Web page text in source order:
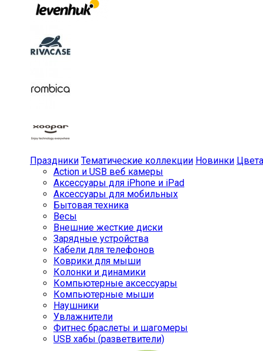
Праздники Тематические коллекции Новинки Цвета
Action и USB веб камеры
Аксессуары для iPhone и iPad
Аксессуары для мобильных
Бытовая техника
Весы
Внешние жесткие диски
Зарядные устройства
Кабели для телефонов
Коврики для мыши
Колонки и динамики
Компьютерные аксессуары
Компьютерные мыши
Наушники
Увлажнители
Фитнес браслеты и шагомеры
USB хабы (разветвители)